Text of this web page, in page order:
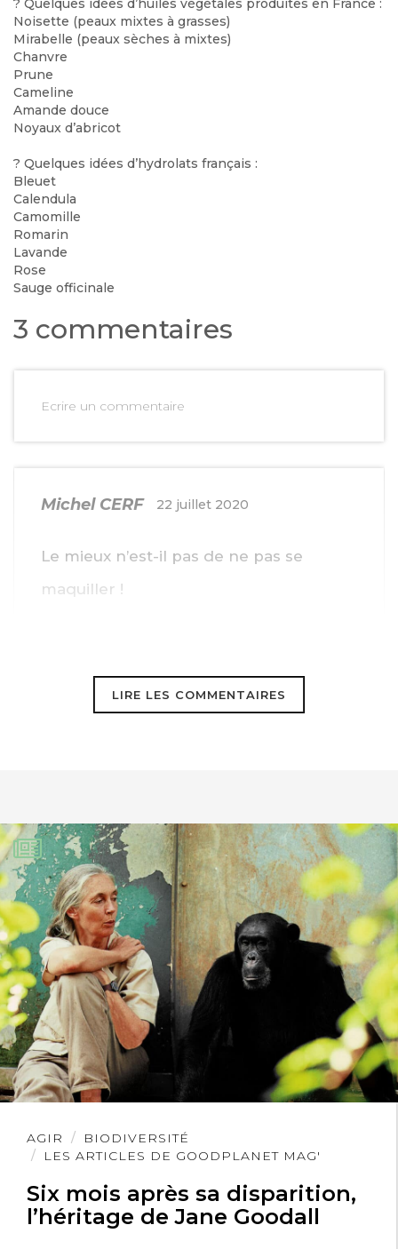
? Quelques idées d’huiles végétales produites en France :
Noisette (peaux mixtes à grasses)
Mirabelle (peaux sèches à mixtes)
Chanvre
Prune
Cameline
Amande douce
Noyaux d’abricot
? Quelques idées d’hydrolats français :
Bleuet
Calendula
Camomille
Romarin
Lavande
Rose
Sauge officinale
3 commentaires
Ecrire un commentaire
Michel CERF 22 juillet 2020
Le mieux n’est-il pas de ne pas se
maquiller !
mais comme nettoyant visage au
quotidien!
Méryl Pinque 28 juillet 2020
Quelle horrible manie régressive que
de dire « zéro » au lieu d' »aucun ».
LIRE LES COMMENTAIRES
AGIR
BIODIVERSITÉ
LES ARTICLES DE GOODPLANET MAG'
Six mois après sa disparition,
l’héritage de Jane Goodall
Lire
l'article